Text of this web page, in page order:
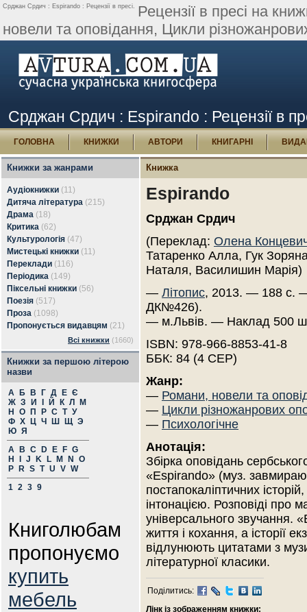
Срджан Срдич : Espirando : Рецензії в пресі. Рецензії в пресі на
новели та оповідання, Цикли
Срджан Срдич : Espirando : Рецензії в
ГОЛОВНА КНИЖКИ АВТОРИ КНИГАРНІ
Книжки за жанрами
Аудіокнижки (11)
Дитяча література (215)
Драма (18)
Критика (62)
Культурологія (47)
Мистецькі книжки (11)
Переклади (116)
Періодика (149)
Піксельні книжки (56)
Поезія (517)
Проза (1098)
Пропонується видавцям (21)
Всі книжки (1660)
Книжки за першою літерою
назви
А Б В Г Д Е Є
Ж З И Й К Л
М
Н
О П Р С Т У
Ф Х Ц Ч Ш Щ Э
Ю Я
A
B C D E F G
H
J K L M N
O
P
R S T U V W
1 2 3 9
Книголюбам
пропонуємо
купить
мебель
Книжка
Espirando
Срджан Срдич
(Переклад: Олена
Татаренко Алла, Гук
Наталя, Василишин Марія)
— Літопис, 2013. — 188 с.
ДК№426).
— м.Львів. — Наклад 500
ISBN: 978-966-8853-41-8
ББК: 84 (4 СЕР)
Жанр:
— Романи, новели та
— Цикли різножанрових
— Психологічне
Анотація:
Збірка оповідань
«Espirando» (муз.
постапокаліптичних
інтонацією. Розповіді про
універсального звучання.
життя і кохання, а історії
відлунюють цитатами з
літературної класики.
Поділитись:
Лінк із зображенням книжки: